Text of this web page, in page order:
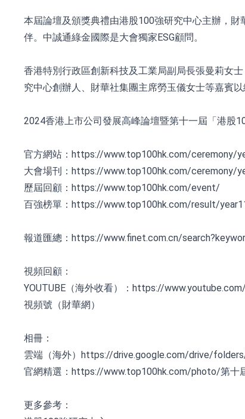
本屆論壇及頒獎典禮由港股100強研究中心主辦，
伴。中誠通綠金國際是大會獨家ESG顧問。
香港特別行政區創新科技及工業局副局長張曼莉女
究中心創辦人、財華社集團主席勞玉儀女士等嘉賓
2024香港上市公司發展高峰論壇暨第十一屆「港股
官方網站：https://www.top100hk.com/ceremony/
大會場刊：https://www.top100hk.com/ceremony/
歷屆回顧：https://www.top100hk.com/event/
百強榜單：https://www.top100hk.com/result/
報道匯總：https://www.finet.com.cn/
視頻回顧：
YOUTUBE（海外收看）：https://
視頻號（財華網）
相冊：
雲端（海外）https://drive.google.com/drive/
官網精選：https://www.top100hk.com/photo/第十
更多參考：